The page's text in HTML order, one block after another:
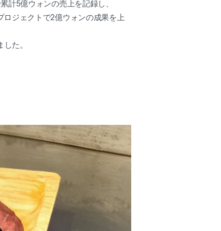
計5億ウォンの売上を記録し、
ジェクトで2億ウォンの成果を上
た。